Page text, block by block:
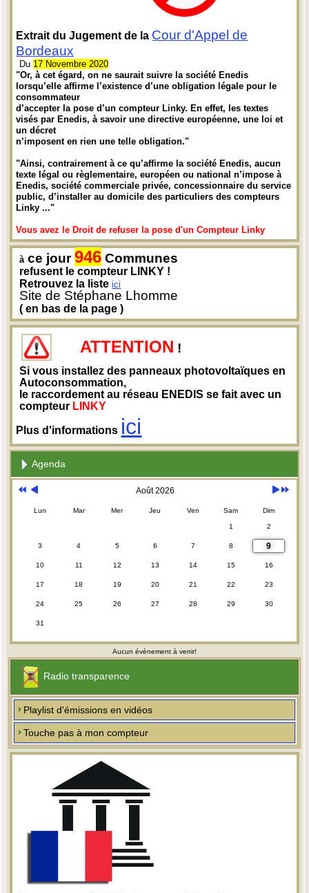
Extrait du Jugement de la Cour d'Appel de
Bordeaux
Du 17 Novembre 2020
"Or, à cet égard, on ne saurait suivre la société Enedis
lorsqu’elle affirme l’existence d’une obligation légale pour le
consommateur
d’accepter la pose d’un compteur Linky. En effet, les textes
visés par Enedis, à savoir une directive européenne, une loi et
un décret
n’imposent en rien une telle obligation."
"Ainsi, contrairement à ce qu’affirme la société Enedis, aucun
texte légal ou règlementaire, européen ou national n’impose à
Enedis, société commerciale privée, concessionnaire du service
public, d’installer au domicile des particuliers des compteurs
Linky ..."
Vous avez le Droit de refuser la pose d'un Compteur Linky
à ce jour946 Communes
refusent le compteur LINKY !
Retrouvez la listeici
Site de Stéphane Lhomme
( en bas de la page )
ATTENTION !
Si vous installez des panneaux photovoltaïques en
Autoconsommation,
le raccordement au réseau ENEDIS se fait avec un
compteur LINKY
Plus d'informations ici
Agenda
Août 2026
Lun Mar Mer Jeu Ven Sam Dim
1 2
3 4 5 6 7 8 9
10 11 12 13 14 15 16
17 18 19 20 21 22 23
24 25 26 27 28 29 30
31
Aucun évènement à venir!
Radio transparence
Playlist d'émissions en vidéos
Touche pas à mon compteur